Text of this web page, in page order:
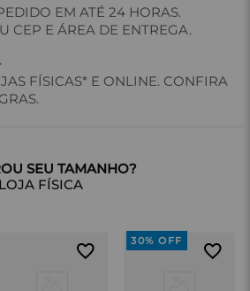
EM ATÉ 24 HORAS.
CEP E ÁREA DE ENTREGA.
FÍSICAS* E ONLINE. CONFIRA
FÍSICA
30% OFF